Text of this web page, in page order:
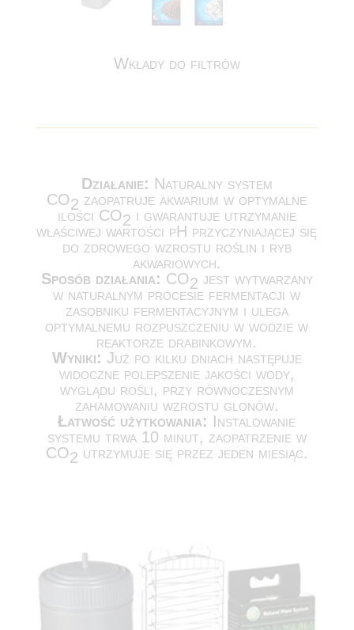
Wkłady do filtrów
Działanie: Naturalny system
CO2 zaopatruje akwarium w optymalne
ilości CO2 i gwarantuje utrzymanie
właściwej wartości pH przyczyniającej się
do zdrowego wzrostu roślin i ryb
akwariowych.
Sposób działania: CO2 jest wytwarzany
w naturalnym procesie fermentacji w
zasobniku fermentacyjnym i ulega
optymalnemu rozpuszczeniu w wodzie w
reaktorze drabinkowym.
Wyniki: Już po kilku dniach następuje
widoczne polepszenie jakości wody,
wyglądu rośli, przy równoczesnym
zahamowaniu wzrostu glonów.
Łatwość użytkowania: Instalowanie
systemu trwa 10 minut, zaopatrzenie w
CO2 utrzymuje się przez jeden miesiąc.